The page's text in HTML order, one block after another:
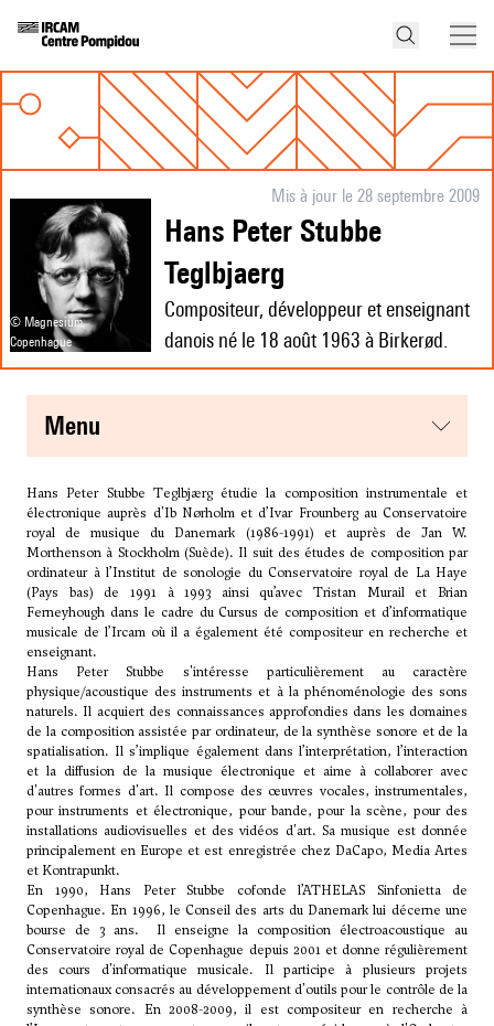
© Magnesium,
Copenhague
Mis à jour le 28 septembre 2009
Hans Peter Stubbe
Teglbjaerg
Compositeur, développeur et enseignant
danois né le 18 août 1963 à Birkerød.
menu
Hans Peter Stubbe Teglbjærg étudie la composition instrumentale et
électronique auprès d'Ib Nørholmet d’Ivar Frounberg au Conservatoire
royal de musique du Danemark (1986-1991) et auprès de Jan W.
Morthenson à Stockholm (Suède). Il suit des études de composition par
ordinateur à l’Institut de sonologie du Conservatoire royal de La Haye
(Pays bas) de 1991 à 1993 ainsi qu’avec Tristan Murail et Brian
Ferneyhough dans le cadre du Cursus de composition et d’informatique
musicale de l’Ircam où il a également été compositeur en recherche et
enseignant.
Hans Peter Stubbe s'intéresse particulièrement au caractère
physique/acoustique des instruments et à la phénoménologie des sons
naturels. Il acquiert des connaissances approfondies dans les domaines
de la composition assistée par ordinateur, de la synthèse sonore et de la
spatialisation. Il s’implique également dans l’interprétation, l’interaction
et la diffusion de la musique électronique et aime à collaborer avec
d'autres formes d'art. Il compose des œuvres vocales, instrumentales,
pour instruments et électronique, pour bande, pour la scène, pour des
installations audiovisuelles et des vidéos d'art. Sa musique est donnée
principalement en Europe et est enregistrée chez DaCapo, Media Artes
et Kontrapunkt.
En 1990, Hans Peter Stubbe cofonde l’ATHELAS Sinfonietta de
Copenhague. En 1996, le Conseil des arts du Danemark lui décerne une
bourse de 3 ans. Il enseigne la composition électroacoustique au
Conservatoire royal de Copenhague depuis 2001 et donne régulièrement
des cours d'informatique musicale. Il participe à plusieurs projets
internationaux consacrés au développement d'outils pour le contrôle de la
synthèse sonore. En 2008-2009, il est compositeur en recherche à